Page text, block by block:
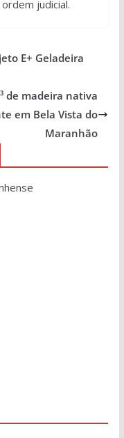
judicial.
E+ Geladeira
de madeira nativa
em Bela Vista do
Maranhão